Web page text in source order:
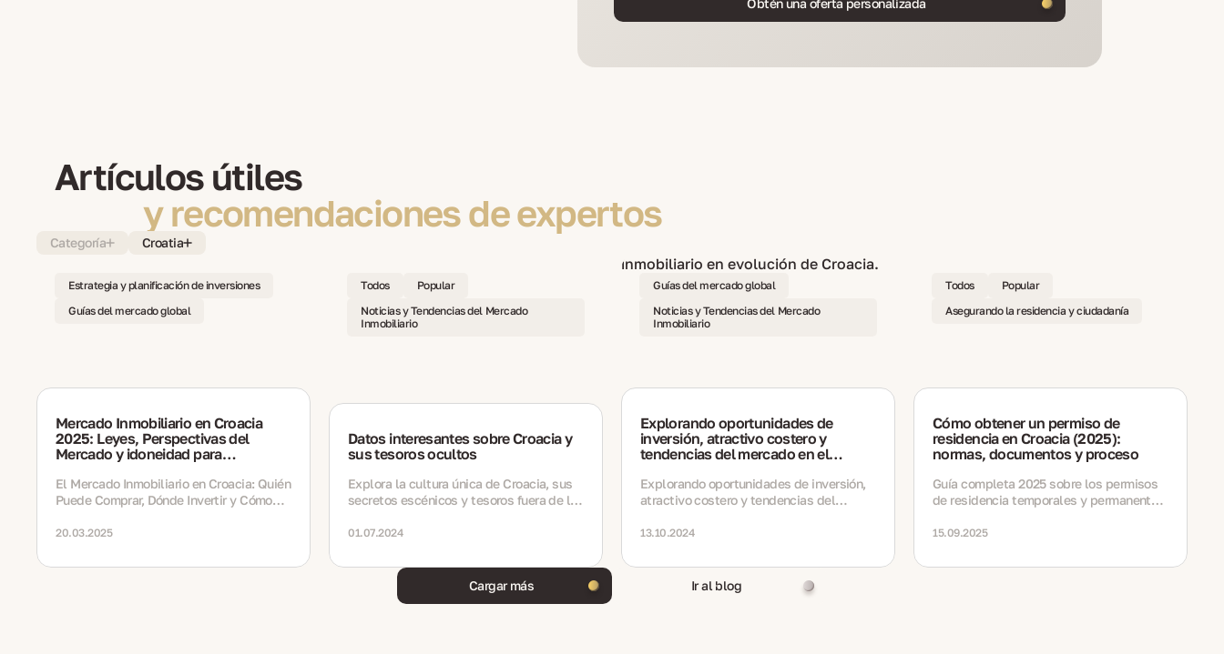
Obtén una oferta personalizada
Artículos útiles
y recomendaciones de expertos
Categoría Croatia
Estrategia y planificación de inversiones
Guías del mercado global
Mercado Inmobiliario en Croacia
2025: Leyes, Perspectivas del
Mercado y idoneidad para
El Mercado Inmobiliario en Croacia: Quién
Puede Comprar, Dónde Invertir y Cómo
20.03.2025
Todos
Popular
Noticias y Tendencias del Mercado
Inmobiliario
Datos interesantes sobre Croacia y
sus tesoros ocultos
Explora la cultura única de Croacia, sus
secretos escénicos y tesoros fuera de lo
01.07.2024
Guías del mercado global
Noticias y Tendencias del Mercado
Inmobiliario
Explorando oportunidades de
inversión, atractivo costero y
tendencias del mercado en el
Croacia.
Explorando oportunidades de inversión,
atractivo costero y tendencias del
evolución de Croacia.
13.10.2024
Todos
Popular
Asegurando la residencia y ciudadanía
Cómo obtener un permiso de
residencia en Croacia (2025):
normas, documentos y proceso
Guía completa 2025 sobre los permisos
de residencia temporales y permanentes
costes, reglas de renovación, impuestos
15.09.2025
Cargar más Ir al blog